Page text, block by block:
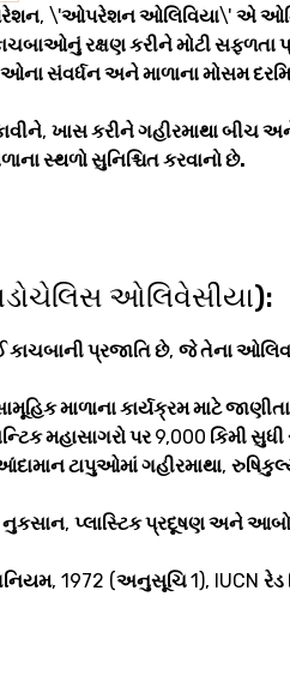
, \'ઓપરેશન ઓલિવિયા\' એ
રક્ષણ કરીને મોટી સફળતા
સંવર્ધન અને માળાના મોસમ
, ખાસ કરીને ગહીરમાથા બીચ
સ્થળો સુનિશ્ચિત કરવાનો છે.
ઓલિવેસીયા):
કાચબાની પ્રજાતિ છે, જે તેના ઓલિવ
માળાના કાર્યક્રમ માટે
મહાસાગરો પર9,000 કિમી
ટાપુઓમાં ગહીરમાથા,
નુકસાન, પ્લાસ્ટિક પ્રદૂષણ અને
, 1972 (અનુસૂચિ1), IUCN